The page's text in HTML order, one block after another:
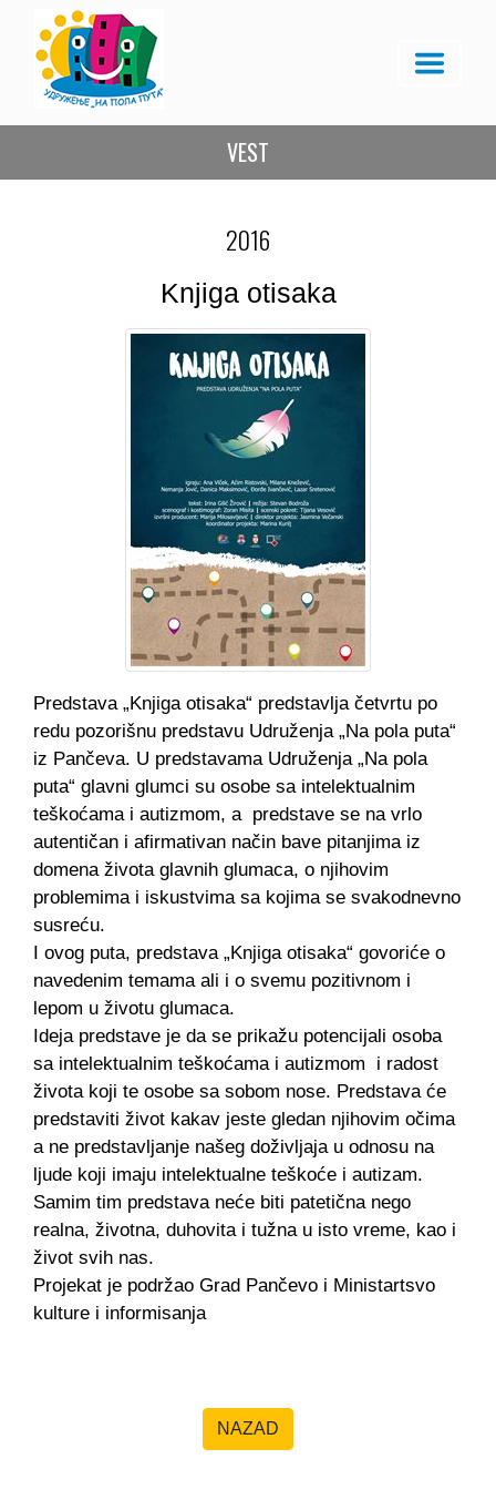
VEST
2016
Knjiga otisaka
Predstava „Knjiga otisaka“ predstavlja četvrtu po
redu pozorišnu predstavu Udruženja „Na pola puta“
iz Pančeva. U predstavama Udruženja „Na pola
puta“ glavni glumci su osobe sa intelektualnim
teškoćama i autizmom, a predstave se na vrlo
autentičan i afirmativan način bave pitanjima iz
domena života glavnih glumaca, o njihovim
problemima i iskustvima sa kojima se svakodnevno
susreću.
I ovog puta, predstava „Knjiga otisaka“ govoriće o
navedenim temama ali i o svemu pozitivnom i
lepom u životu glumaca.
Ideja predstave je da se prikažu potencijali osoba
sa intelektualnim teškoćama i autizmom i radost
života koji te osobe sa sobom nose. Predstava će
predstaviti život kakav jeste gledan njihovim očima
a ne predstavljanje našeg doživljaja u odnosu na
ljude koji imaju intelektualne teškoće i autizam.
Samim tim predstava neće biti patetična nego
realna, životna, duhovita i tužna u isto vreme, kao i
život svih nas.
Projekat je podržao Grad Pančevo i Ministartsvo
kulture i informisanja
NAZAD